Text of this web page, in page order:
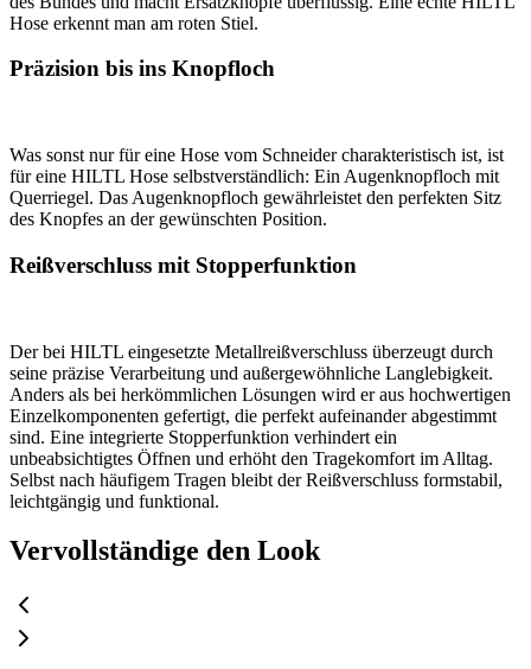
Hose erkennt man am roten Stiel.
Präzision bis ins Knopfloch
Was sonst nur für eine Hose vom Schneider charakteristisch ist, ist
für eine HILTL Hose selbstverständlich: Ein Augenknopfloch mit
Querriegel. Das Augenknopfloch gewährleistet den perfekten Sitz
des Knopfes an der gewünschten Position.
Reißverschluss mit Stopperfunktion
Der bei HILTL eingesetzte Metallreißverschluss überzeugt durch
seine präzise Verarbeitung und außergewöhnliche Langlebigkeit.
Anders als bei herkömmlichen Lösungen wird er aus hochwertigen
Einzelkomponenten gefertigt, die perfekt aufeinander abgestimmt
sind. Eine integrierte Stopperfunktion verhindert ein
unbeabsichtigtes Öffnen und erhöht den Tragekomfort im Alltag.
Selbst nach häufigem Tragen bleibt der Reißverschluss formstabil,
leichtgängig und funktional.
Vervollständige den Look